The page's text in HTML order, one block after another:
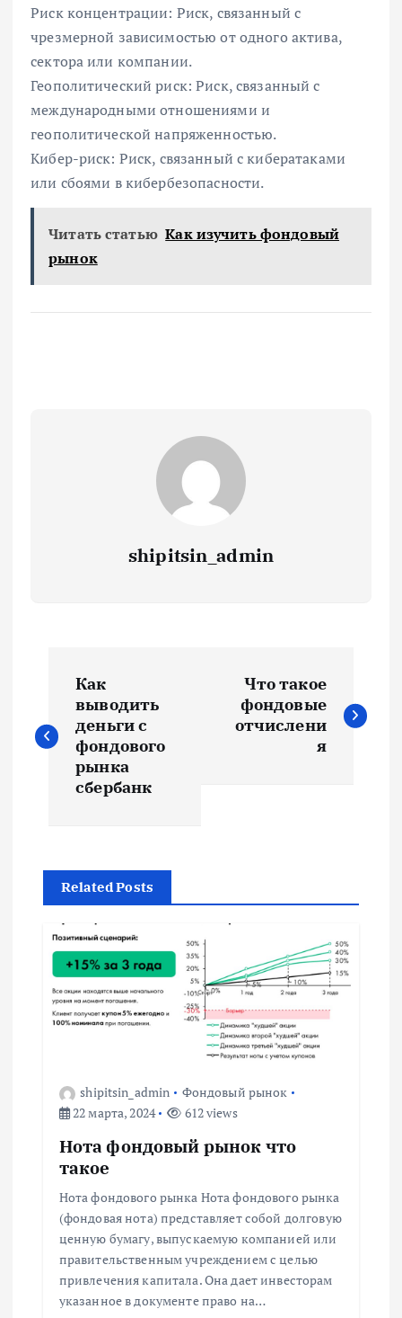
Риск концентрации: Риск, связанный с
чрезмерной зависимостью от одного актива,
сектора или компании.
Геополитический риск: Риск, связанный с
международными отношениями и
геополитической напряженностью.
Кибер-риск: Риск, связанный с кибератаками
или сбоями в кибербезопасности.
Читать статью Как изучить фондовый
рынок
shipitsin_admin
а
в
ц
и
я
Как
выводить
деньги с
фондового
рынка
сбербанк
Что такое
фондовые
отчислени
я
Related Posts
shipitsin_admin
Фондовый рынок
22 марта, 2024
612 views
Нота фондовый рынок что
такое
Нота фондового рынка Нота фондового рынка
(фондовая нота) представляет собой долговую
ценную бумагу, выпускаемую компанией или
правительственным учреждением с целью
привлечения капитала. Она дает инвесторам
указанное в документе право на…